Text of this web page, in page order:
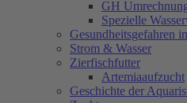
GH
Spezielle
Gesundheitsgefahren
Strom & Wasser
Zierfischfutter
Artemiaaufzucht
Geschichte der